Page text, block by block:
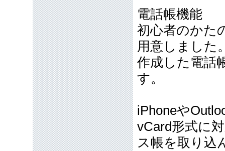
電話帳機能
初心者のかた
用意しました
作成した電話
す。
iPhoneや
vCard形式に
ス帳を取り込